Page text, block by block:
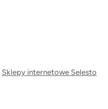
Sklepy internetowe Selesto